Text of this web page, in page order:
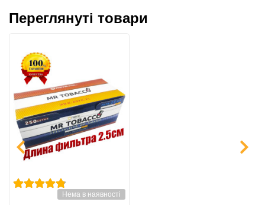
Переглянуті товари
Нема в наявності